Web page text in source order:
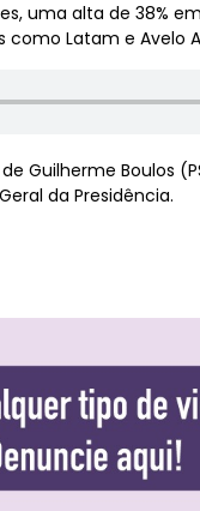
uma alta de 38%
Latam e Avelo
Guilherme Boulos
da Presidência.